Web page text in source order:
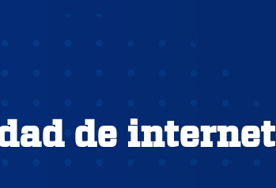
de internet